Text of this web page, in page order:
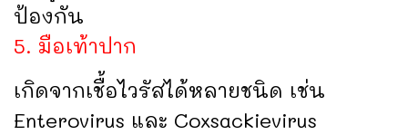
ป้องกัน
5. มือเท้าปาก
เกิดจากเชื้อไวรัสได้หลายชนิด เช่น
Enterovirus และ Coxsackievirus